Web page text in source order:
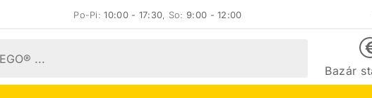
Po-Pi:10:00 - 17:30, So:9:00 - 12:00
Bazár